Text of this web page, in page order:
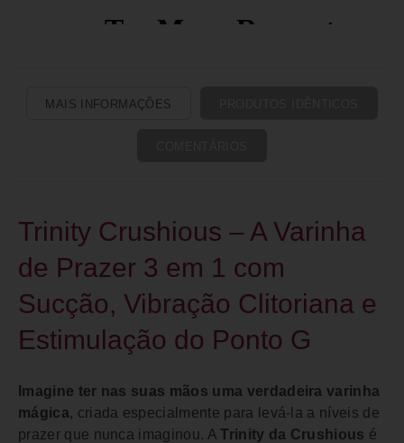
MAIS INFORMAÇÕES
Trinity Crushious – A Varinha
de Prazer 3 em 1 com
Sucção, Vibração Clitoriana e
Estimulação do Ponto G
Imagine ter nas suas mãos uma verdadeira varinha
mágica, criada especialmente para levá-la a níveis de
prazer que nunca imaginou. ATrinity da Crushious é